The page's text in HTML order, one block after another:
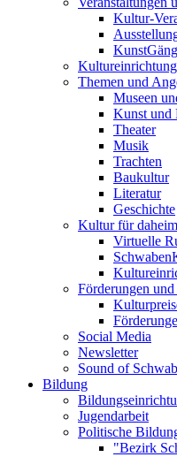
Kultur-
Themen und
Museen
Kunst und
Theater
Musik
Trachten
Baukultur
Literatur
Geschichte
Kultur für daheim
Virtuelle
Förderungen und
Social Media
Newsletter
Sound of
Bildung
Jugendarbeit
Politische
"Bezirk